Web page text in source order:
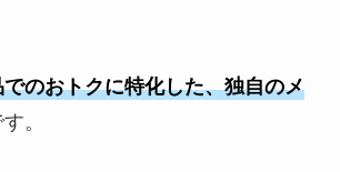
のおトクに特化した、独自のメ
。